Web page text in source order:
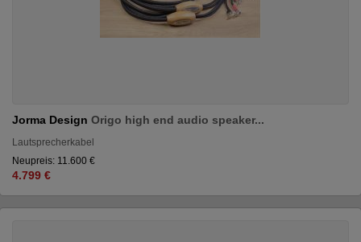
Jorma Design Origo high end audio speaker...
Lautsprecherkabel
Neupreis: 11.600 €
4.799 €